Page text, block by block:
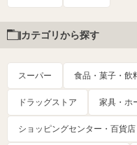
カテゴリから探す
スーパー 食品・菓子・飲
ドラッグストア 家具・ホ
ショッピングセンター・百貨店